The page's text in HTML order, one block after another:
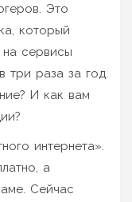
Это
который
сервисы
три раза за год.
И как вам
интернета».
а
Сейчас